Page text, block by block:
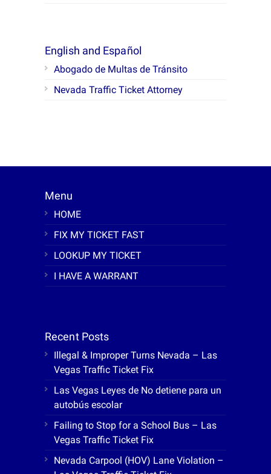
English and Español
Abogado de Multas de Tránsito
Nevada Traffic Ticket Attorney
Menu
HOME
FIX MY TICKET FAST
LOOKUP MY TICKET
I HAVE A WARRANT
Recent Posts
Illegal & Improper Turns Nevada – Las
Vegas Traffic Ticket Fix
Las Vegas Leyes de No detiene para un
autobús escolar
Failing to Stop for a School Bus – Las
Vegas Traffic Ticket Fix
Nevada Carpool (HOV) Lane Violation –